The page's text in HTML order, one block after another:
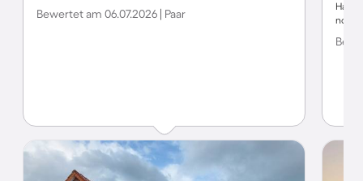
Bewertet am 06.07.2026 | Paar
noch